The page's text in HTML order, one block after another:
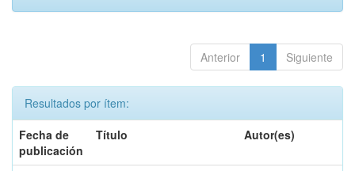
Anterior 1 Siguiente
Resultados por ítem:
Fecha de
publicación
Título Autor(es)